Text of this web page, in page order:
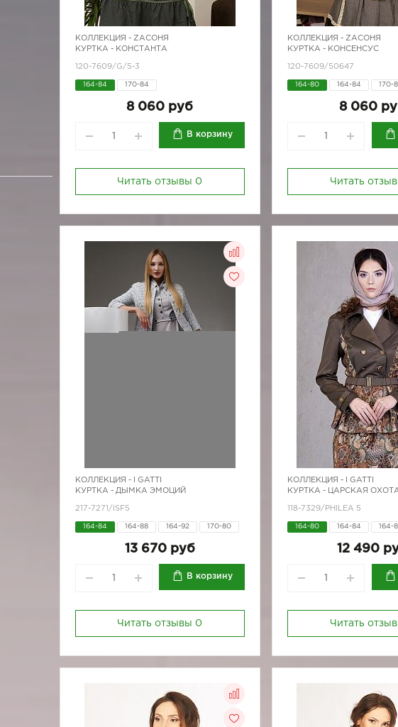
КОЛЛЕКЦИЯ - ZAСОНЯ
КУРТКА - КОНСТАНТА
120-7609/G/5-3
164-84 170-84
8 060 руб
В корзину
Читать отзывы 0
КОЛЛЕКЦИЯ -ZAСОНЯ
КУРТКА - КОНСЕНСУС
120-7609/50647
164-80 164-84 170-
8 060
Читать
КОЛЛЕКЦИЯ -
I GATTI
КУРТКА - ДЫМКА ЭМОЦИЙ
217-7271/ISF5
164-84 164-88 164-92 170-80
13 670 руб
В корзину
Читать отзывы 0
КОЛЛЕКЦИЯ -
I GATTI
КУРТКА - ЦАРСКАЯ
118-7329/PHILEA 5
164-80 164-84 164-
12 490
Читать